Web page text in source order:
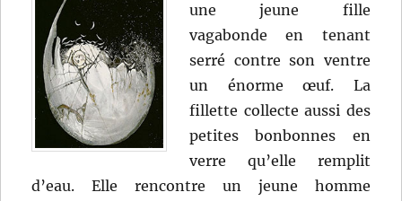
une jeune fille
vagabonde en tenant
serré contre son ventre
un énorme œuf. La
fillette collecte aussi des
petites bonbonnes en
verre qu’elle remplit
d’eau. Elle rencontre un jeune homme